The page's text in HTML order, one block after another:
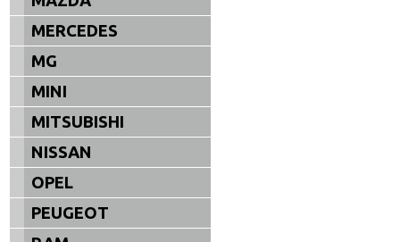
MERCEDES
MG
MINI
MITSUBISHI
NISSAN
OPEL
PEUGEOT